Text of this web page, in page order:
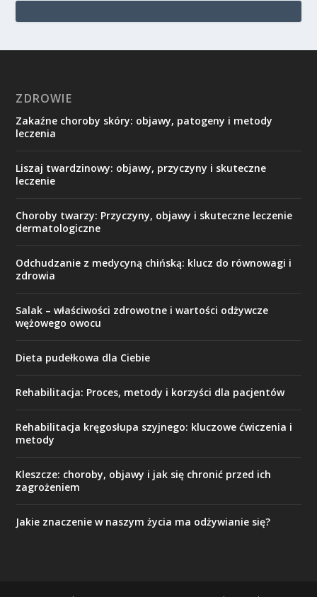
ZDROWIE
Zakaźne choroby skóry: objawy, patogeny i metody
leczenia
Liszaj twardzinowy: objawy, przyczyny i skuteczne
leczenie
Choroby twarzy: Przyczyny, objawy i skuteczne leczenie
dermatologiczne
Odchudzanie z medycyną chińską: klucz do równowagi i
zdrowia
Salak – właściwości zdrowotne i wartości odżywcze
wężowego owocu
Dieta pudełkowa dla Ciebie
Rehabilitacja: Proces, metody i korzyści dla pacjentów
Rehabilitacja kręgosłupa szyjnego: kluczowe ćwiczenia i
metody
Kleszcze: choroby, objawy i jak się chronić przed ich
zagrożeniem
Jakie znaczenie w naszym życia ma odżywianie się?